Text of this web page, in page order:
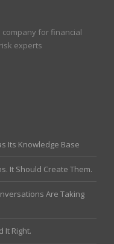
for financial
experts
Its Knowledge Base
It Should Create Them.
Are Taking
It Right.